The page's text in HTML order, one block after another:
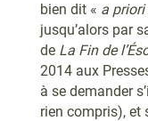
bien dit « a priori
jusqu’alors par
de La Fin de
2014 aux
à se demander
rien compris), et